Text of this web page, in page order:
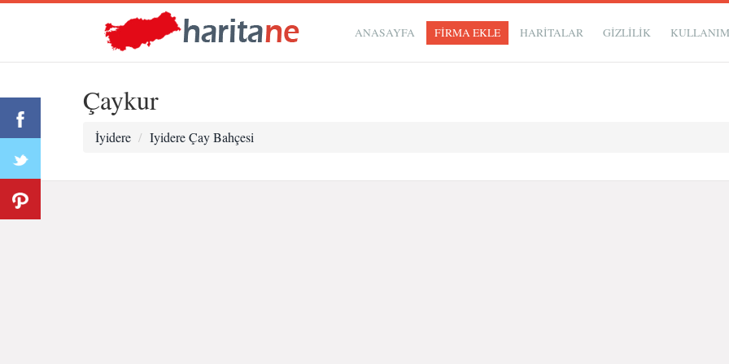
ANASAYFA FİRMA EKLE HARİTALAR GIZLILIK
Çaykur
İyidere Iyidere Çay Bahçesi